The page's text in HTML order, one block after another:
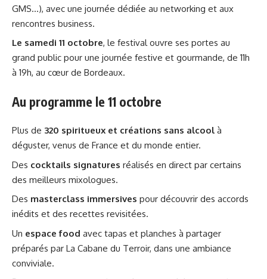
GMS…), avec une journée dédiée au networking et aux
rencontres business.
Le samedi 11 octobre, le festival ouvre ses portes au
grand public pour une journée festive et gourmande, de 11h
à 19h, au cœur de Bordeaux.
Au programme le 11 octobre
Plus de 320 spiritueux et créations sans alcool à
déguster, venus de France et du monde entier.
Des cocktails signatures réalisés en direct par certains
des meilleurs mixologues.
Des masterclass immersives pour découvrir des accords
inédits et des recettes revisitées.
Un espace food avec tapas et planches à partager
préparés par La Cabane du Terroir, dans une ambiance
conviviale.